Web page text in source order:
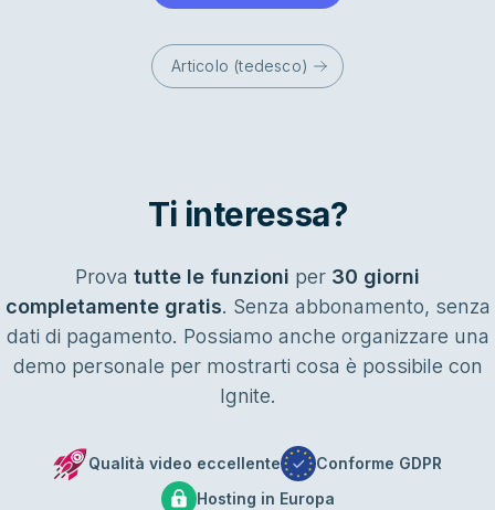
Articolo (tedesco)
Ti interessa?
Prova tutte le funzioni per 30 giorni
completamente gratis. Senza abbonamento, senza
dati di pagamento. Possiamo anche organizzare una
demo personale per mostrarti cosa è possibile con
Ignite.
Qualità video eccellente
Conforme GDPR
Hosting in Europa